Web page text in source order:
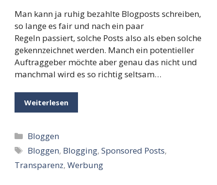
Man kann ja ruhig bezahlte Blogposts schreiben,
so lange es fair und nach ein paar
Regeln passiert, solche Posts also als eben solche
gekennzeichnet werden. Manch ein potentieller
Auftraggeber möchte aber genau das nicht und
manchmal wird es so richtig seltsam…
Weiterlesen
Kategorien
Bloggen
Schlagwörter
Bloggen, Blogging,Sponsored Posts,
Transparenz, Werbung